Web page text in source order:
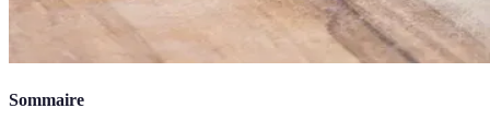
Sommaire